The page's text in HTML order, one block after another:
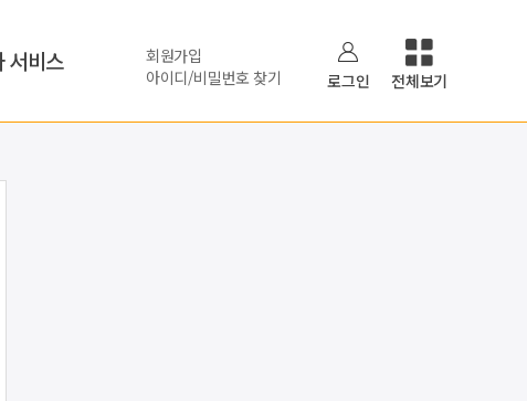
서비스
회원가입
아이디/비밀번호 찾기
로그인 전체보기